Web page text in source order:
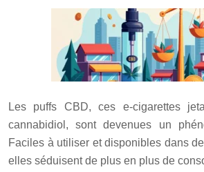
Les puffs CBD, ces e-cigarettes
cannabidiol, sont devenues un
Faciles à utiliser et disponibles dans
elles séduisent de plus en plus de